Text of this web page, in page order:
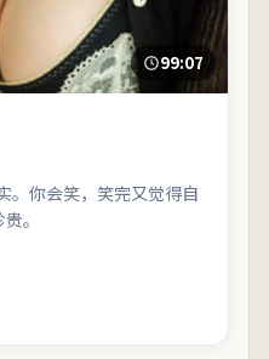
99:07
。你会笑，笑完又觉得自
。